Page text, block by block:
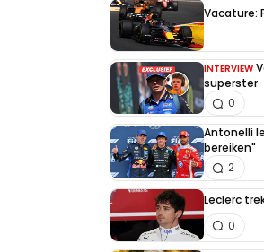
Vacature:
INTERVIEW
superster
0
Antonelli
bereiken"
2
Leclerc
0